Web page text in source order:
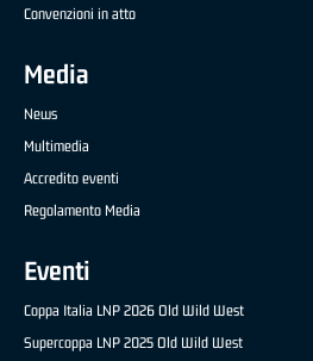
Convenzioni in atto
Media
News
Multimedia
Accredito eventi
Regolamento Media
Eventi
Coppa Italia LNP 2026 Old Wild West
Supercoppa LNP 2025 Old Wild West